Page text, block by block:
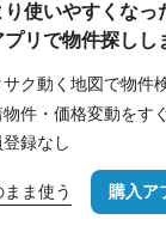
り使いやすくなっ
プリで物件探しし
サク動く地図で物件
物件・価格変動をす
録なし
ま使う 購入ア
更
保護ポリシー 利
お問い合わせ 採